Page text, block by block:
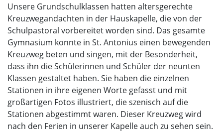
Unsere Grundschulklassen hatten altersgerechte
Kreuzwegandachten in der Hauskapelle, die von der
Schulpastoral vorbereitet worden sind. Das gesamte
Gymnasium konnte in St. Antonius einen bewegenden
Kreuzweg beten und singen, mit der Besonderheit,
dass ihn die Schülerinnen und Schüler der neunten
Klassen gestaltet haben. Sie haben die einzelnen
Stationen in ihre eigenen Worte gefasst und mit
großartigen Fotos illustriert, die szenisch auf die
Stationen abgestimmt waren. Dieser Kreuzweg wird
nach den Ferien in unserer Kapelle auch zu sehen sein.